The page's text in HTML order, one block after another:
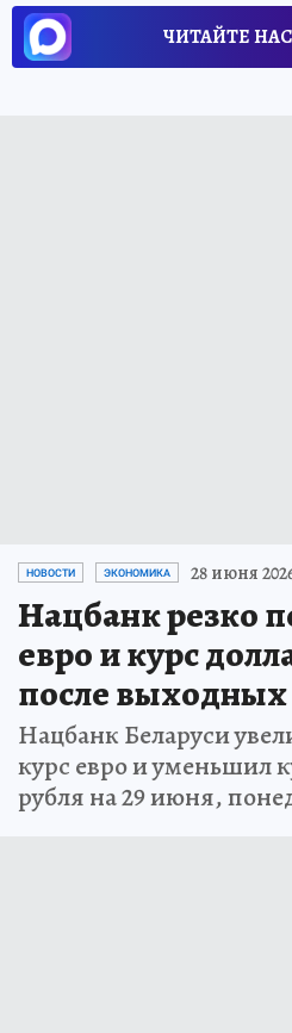
ЧИТАЙТЕ
НОВОСТИ ЭКОНОМИКА 28 июня
Нацбанк резко
евро и курс
после выходных
Нацбанк Беларуси
курс евро и уменьшил
рубля на 29 июня,